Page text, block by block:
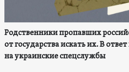
Родственники пропавших
от государства искать их. В
на украинские спецслужбы